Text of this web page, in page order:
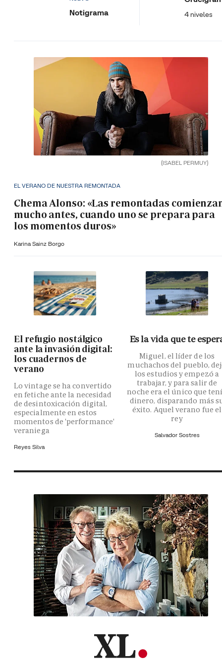
Notigrama 4 niveles
(ISABEL PERMUY)
EL VERANO DE NUESTRA REMONTADA
Chema Alonso: «Las remontadas
mucho antes, cuando uno se prepara para
los momentos duros»
Karina Sainz Borgo
El refugio nostálgico
ante la invasión digital:
los cuadernos de
verano
Lo vintage se ha convertido
en fetiche ante la necesidad
de desintoxicación digital,
especialmente en estos
momentos de 'performance'
veraniega
Reyes Silva
Es la vida que te
Miguel, el líder de los
muchachos del pueblo,
los estudios y empezó a
trabajar, y para salir de
noche era el único que
dinero, disparando más
éxito. Aquel verano fue el
rey
Salvador Sostres